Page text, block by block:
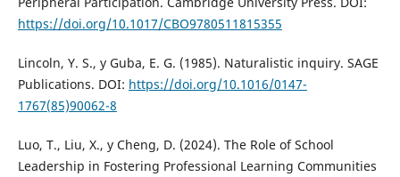
https://doi.org/10.1017/CBO9780511815355
Lincoln, Y. S., y Guba, E. G. (1985). Naturalistic inquiry. SAGE
Publications. DOI: https://doi.org/10.1016/0147-
1767(85)90062-8
Luo, T., Liu, X., y Cheng, D. (2024). The Role of School
Leadership in Fostering Professional Learning Communities